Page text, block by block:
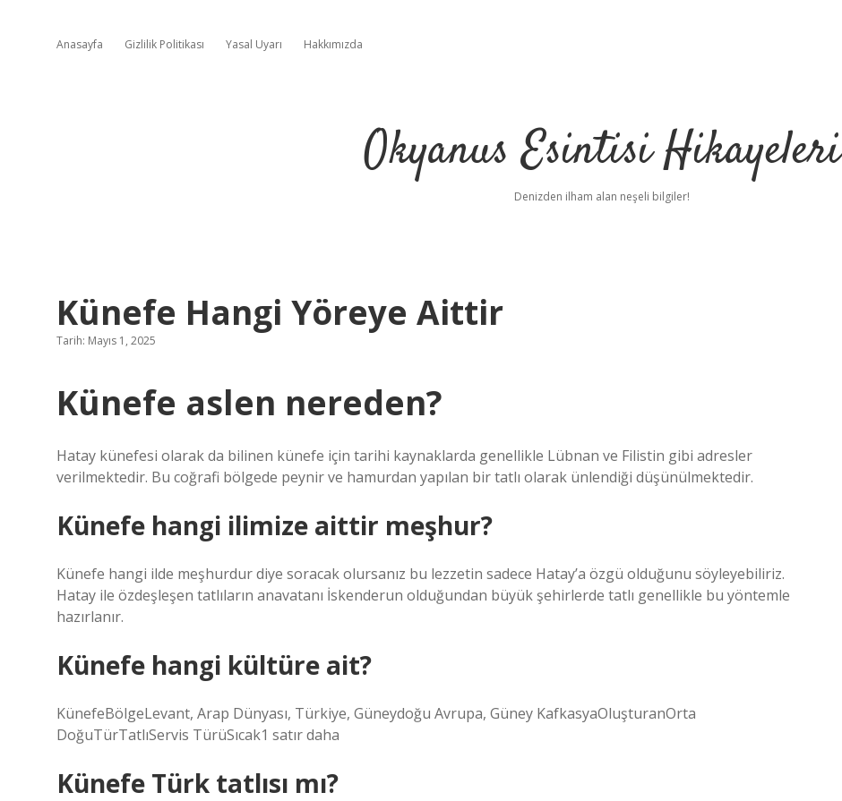
Anasayfa Gizlilik Politikası Yasal Uyarı Hakkımızda
Okyanus Esintisi Hikayeleri
Denizden ilham alan neşeli bilgiler!
Künefe Hangi Yöreye Aittir
Tarih: Mayıs 1, 2025
Künefe aslen nereden?
Hatay künefesi olarak da bilinen künefe için tarihi kaynaklarda genellikle Lübnan ve Filistin gibi adresler
verilmektedir. Bu coğrafi bölgede peynir ve hamurdan yapılan bir tatlı olarak ünlendiği düşünülmektedir.
Künefe hangi ilimize aittir meşhur?
Künefe hangi ilde meşhurdur diye soracak olursanız bu lezzetin sadece Hatay’a özgü olduğunu söyleyebiliriz.
Hatay ile özdeşleşen tatlıların anavatanı İskenderun olduğundan büyük şehirlerde tatlı genellikle bu yöntemle
hazırlanır.
Künefe hangi kültüre ait?
KünefeBölgeLevant, Arap Dünyası, Türkiye, Güneydoğu Avrupa, Güney KafkasyaOluşturanOrta
DoğuTürTatlıServis TürüSıcak1 satır daha
Künefe Türk tatlısı mı?